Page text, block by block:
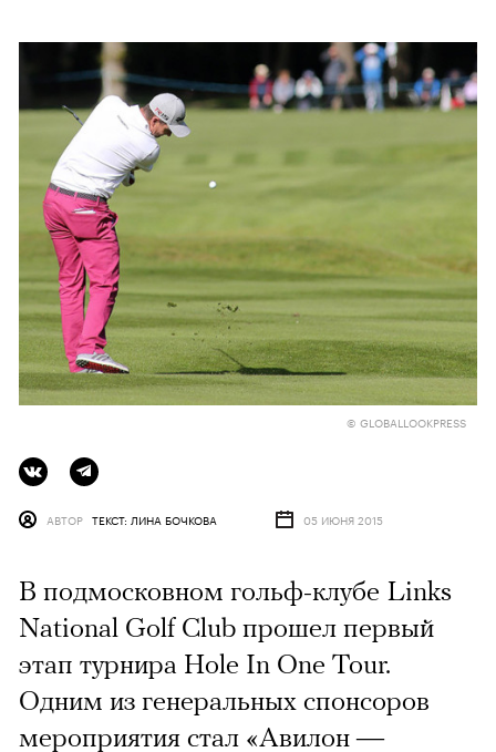
© GLOBALLOOKPRESS
АВТОР ТЕКСТ: ЛИНА БОЧКОВА 05 ИЮНЯ 2015
В подмосковном гольф-клубе Links
National Golf Club прошел первый
этап турнира Hole In One Tour.
Одним из генеральных спонсоров
мероприятия стал «Авилон —